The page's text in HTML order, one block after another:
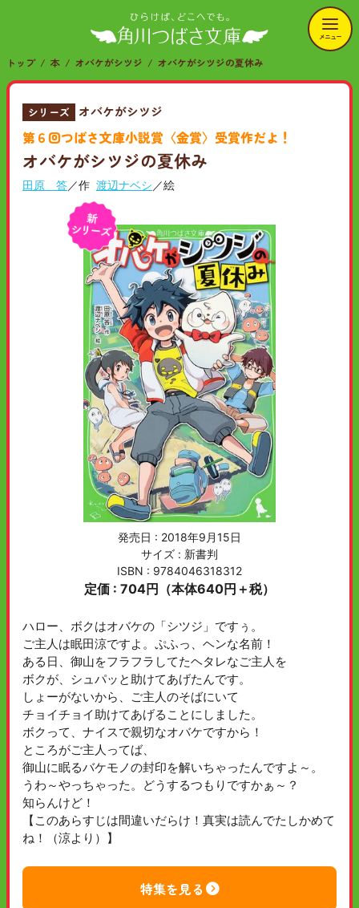
メニュー
トップ 本 オバケがシツジ オバケがシツジの夏休み
シリーズ オバケがシツジ
第６回つばさ文庫小説賞〈金賞〉受賞作だよ！
オバケがシツジの夏休み
田原 答／作 渡辺ナベシ／絵
発売日 : 2018年9月15日
サイズ : 新書判
ISBN : 9784046318312
定価 : 704円（本体640円＋税）
ハロー、ボクはオバケの「シツジ」ですぅ。
ご主人は眠田涼ですよ。ぷふっ、ヘンな名前！
ある日、御山をフラフラしてたヘタレなご主人を
ボクが、シュパッと助けてあげたんです。
しょーがないから、ご主人のそばにいて
チョイチョイ助けてあげることにしました。
ボクって、ナイスで親切なオバケですから！
ところがご主人ってば、
御山に眠るバケモノの封印を解いちゃったんですよ～。
うわ～やっちゃった。どうするつもりですかぁ～？
知らんけど！
【このあらすじは間違いだらけ！真実は読んでたしかめて
ね！（涼より）】
特集を見る